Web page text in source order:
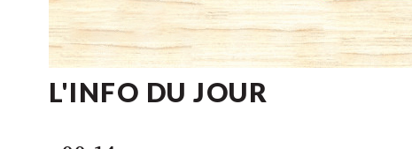
L'INFO DU JOUR